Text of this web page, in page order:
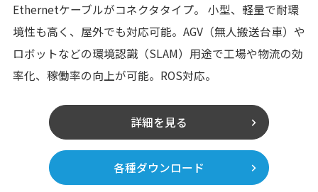
Ethernetケーブルがコネクタタイプ。 小型、軽量で耐環
境性も高く、屋外でも対応可能。AGV（無人搬送台車）や
ロボットなどの環境認識（SLAM）用途で工場や物流の効
率化、稼働率の向上が可能。ROS対応。
詳細を見る
各種ダウンロード